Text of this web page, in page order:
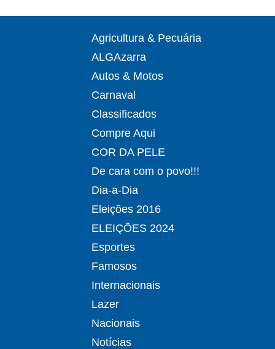
Agricultura & Pecuária
ALGAzarra
Autos & Motos
Carnaval
Classificados
Compre Aqui
COR DA PELE
De cara com o povo!!!
Dia-a-Dia
Eleições 2016
ELEIÇÕES 2024
Esportes
Famosos
Internacionais
Lazer
Nacionais
Notícias